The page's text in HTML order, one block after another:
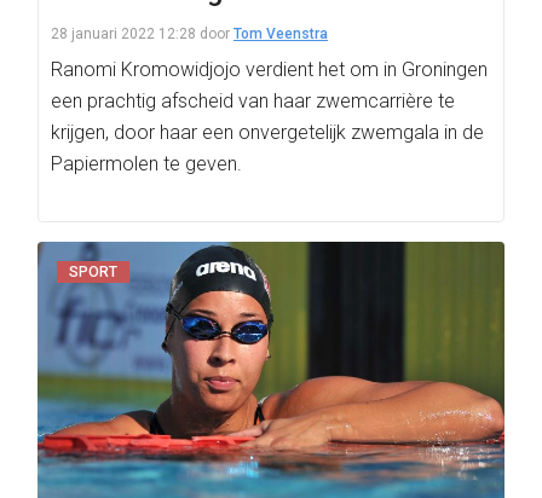
28 januari 2022 12:28 door Tom Veenstra
Ranomi Kromowidjojo verdient het om in Groningen
een prachtig afscheid van haar zwemcarrière te
krijgen, door haar een onvergetelijk zwemgala in de
Papiermolen te geven.
SPORT